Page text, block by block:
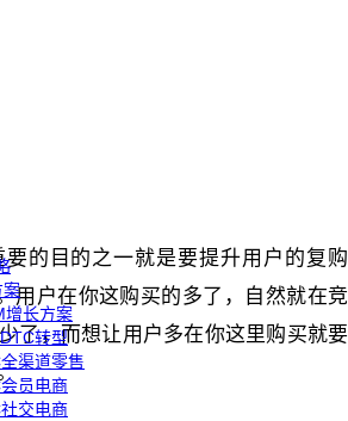
案
增长方案
转型
渠道零售
员电商
交电商
的目的之一就是要提升用户的复购
用户在你这购买的多了，自然就在竞
了，而想让用户多在你这里购买就要